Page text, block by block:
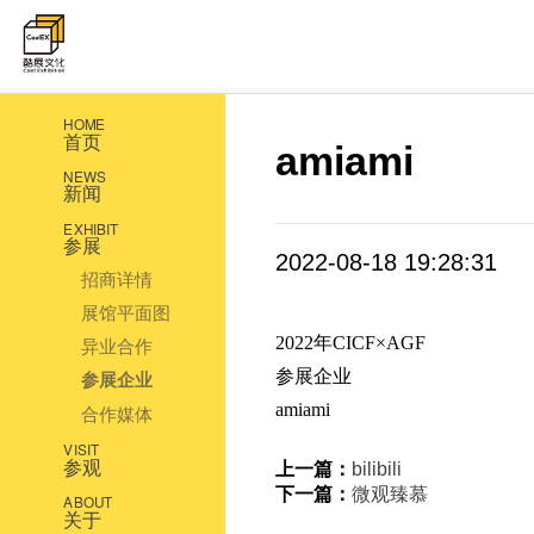
HOME
首页
NEWS
新闻
EXHIBIT
参展
招商详情
展馆平面图
异业合作
参展企业
合作媒体
VISIT
参观
ABOUT
关于
amiami
2022-08-18 19:28:31
2022年CICF×AGF
参展企业
amiami
上一篇： bilibili
下一篇： 微观臻慕